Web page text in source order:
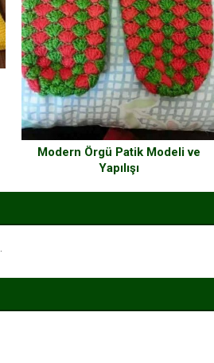
Modern Örgü Patik Modeli ve
Yapılışı